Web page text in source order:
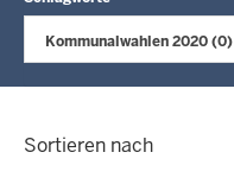
Kommunalwahlen 2020 (0)
Sortieren nach